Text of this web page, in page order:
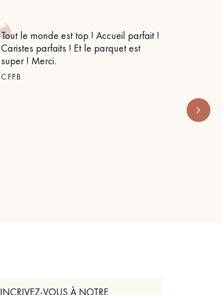
Tout le monde est top ! Accueil parfait !
Caristes parfaits ! Et le parquet est
super ! Merci.
C.F.P.B.
INCRIVEZ-VOUS À NOTRE